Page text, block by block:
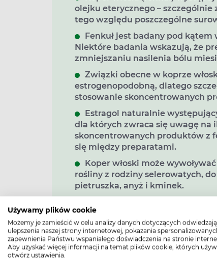
Używamy plików cookie
Możemy je zamieścić w celu analizy danych dotyczących
ulepszenia naszej strony internetowej, pokazania
zapewnienia Państwu wspaniałego doświadczenia na stronie
Aby uzyskać więcej informacji na temat plików cookie, których
otwórz ustawienia.
olejku eterycznego –
tego względu poszczególne
Fenkuł jest badany pod
Niektóre badania wskazują, że
zmniejszaniu nasilenia bólu
Związki obecne w koprze
estrogenopodobną, dlatego
stosowanie skoncentrowanych
Estragol naturalnie
dla których zwraca się uwagę na
skoncentrowanych produktów z
się między preparatami.
Koper włoski może
rośliny z rodziny selerowatych,
pietruszka, anyż i kminek.
Koper włoski - jakie ma
Ziele kopru włoskiego pochodzi z
wysokość nawet do 2 metrów. Łacińska
charakterystycznym zapachem kopru.